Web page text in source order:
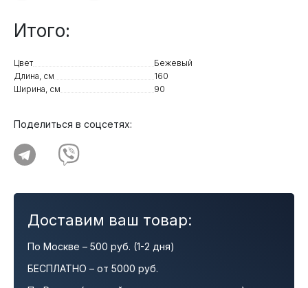
Итого:
Цвет
Бежевый
Длина, см
160
Ширина, см
90
Поделиться в соцсетях:
Доставим ваш товар:
По Москве – 500 руб. (1-2 дня)
БЕСПЛАТНО – от 5000 руб.